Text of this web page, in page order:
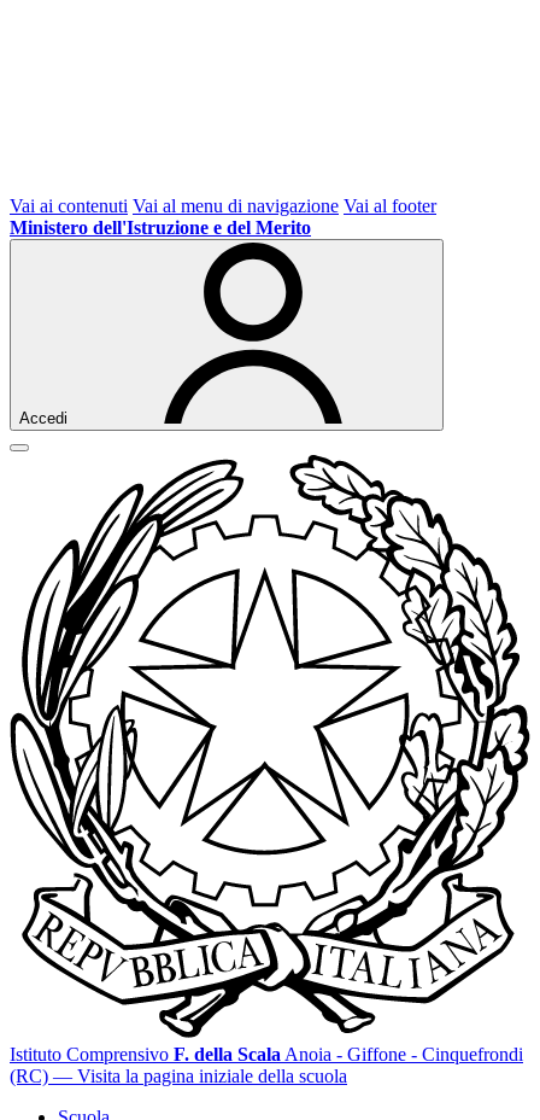
Vai ai contenuti Vai al menu di navigazione Vai al footer
Ministero dell'Istruzione e del Merito
Accedi
Istituto Comprensivo F. della Scala Anoia - Giffone - Cinquefrondi
(RC) — Visita la pagina iniziale della scuola